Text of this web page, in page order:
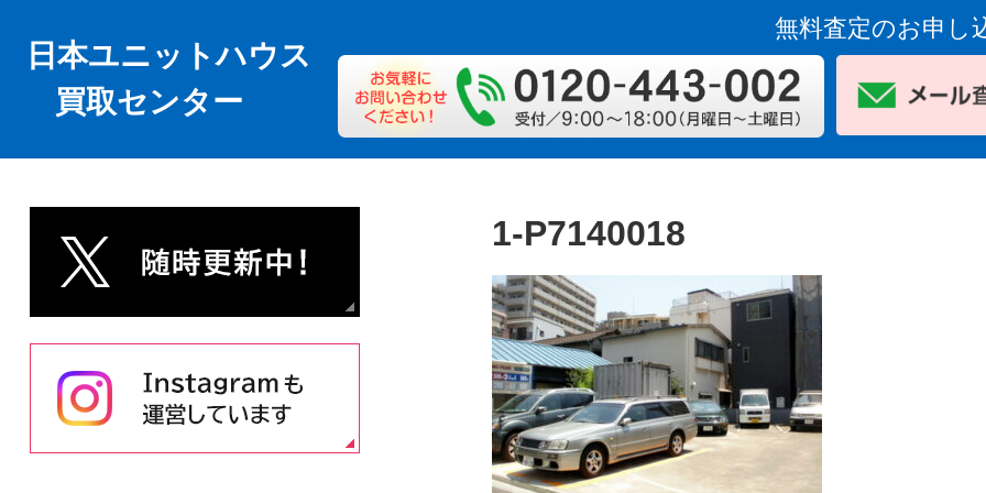
日本ユニットハウス
買取センター
無料査定のお申し
1-P7140018